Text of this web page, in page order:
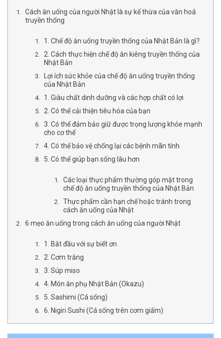
Cách ăn uống của người Nhật là sự kế thừa của văn hoá
truyền thống
1. Chế độ ăn uống truyền thống của Nhật Bản là gì?
2. Cách thực hiện chế độ ăn kiêng truyền thống của
Nhật Bản
Lợi ích sức khỏe của chế độ ăn uống truyền thống
của Nhật Bản
1. Giàu chất dinh dưỡng và các hợp chất có lợi
2. Có thể cải thiện tiêu hóa của bạn
3. Có thể đảm bảo giữ được trọng lượng khỏe mạnh
cho cơ thể
4. Có thể bảo vệ chống lại các bệnh mãn tính
5. Có thể giúp bạn sống lâu hơn
Các loại thực phẩm thường góp mặt trong
chế độ ăn uống truyền thống của Nhật Bản
Thực phẩm cần hạn chế hoặc tránh trong
cách ăn uống của Nhật
6 mẹo ăn uống trong cách ăn uống của người Nhật
1. Bắt đầu với sự biết ơn
2. Cơm trắng
3. Súp miso
4. Món ăn phụ Nhật Bản (Okazu)
5. Sashimi (Cá sống)
6. Nigiri Sushi (Cá sống trên cơm giấm)